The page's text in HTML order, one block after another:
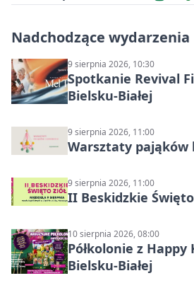
Nadchodzące wydarzenia
9 sierpnia 2026, 10:30
Spotkanie Revival
Bielsku-Białej
9 sierpnia 2026, 11:00
Warsztaty pająków
9 sierpnia 2026, 11:00
II Beskidzkie Święto
10 sierpnia 2026, 08:00
Półkolonie z Happy
Bielsku-Białej